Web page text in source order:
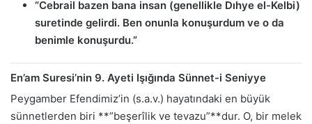
“Cebrail bazen bana insan (genellikle Dıhye el-Kelbi)
suretinde gelirdi. Ben onunla konuşurdum ve o da
benimle konuşurdu.”
En’am Suresi’nin 9. Ayeti Işığında Sünnet-i Seniyye
Peygamber Efendimiz’in (s.a.v.) hayatındaki en büyük
sünnetlerden biri **”beşerîlik ve tevazu”**dur. O, bir melek